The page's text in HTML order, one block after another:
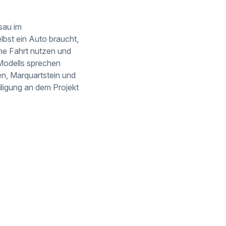
im
ein Auto braucht,
Fahrt nutzen und
sprechen
Marquartstein und
an dem Projekt